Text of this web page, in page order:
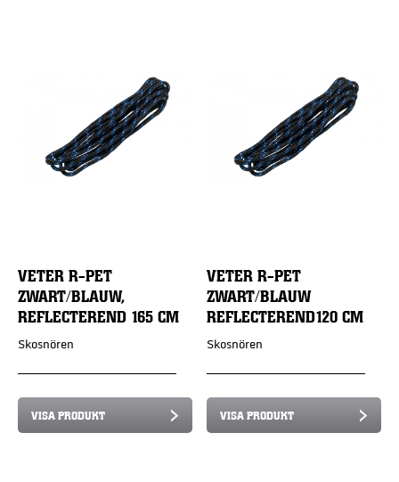
VETER R-PET
ZWART/BLAUW,
REFLECTEREND 165 CM
Skosnören
VISA PRODUKT
VETER R-PET
ZWART/BLAUW
REFLECTEREND120 CM
Skosnören
VISA PRODUKT